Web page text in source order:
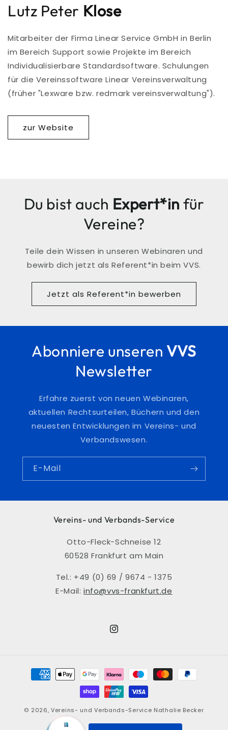
Lutz Peter Klose
Mitarbeiter der Firma Linear Service GmbH in Berlin
im Bereich Support sowie Projekte im Bereich
Individualisierbare Standardsoftware. Schulungen
für die Vereinssoftware Linear Vereinsverwaltung
(früher "Lexware bzw. redmark vereinsverwaltung").
zur Website
Du bist auch Expert*in für
Vereine?
Teile dein Wissen in unseren Webinaren und
bewirb dich jetzt als Referent*in beim VVS.
Jetzt als Referent*in bewerben
Abonniere unseren VVS
Newsletter
Erfahre zuerst von neuen Webinaren,
aktuellen Rechtsurteilen, Büchern und den
neuesten Entwicklungen im Vereins- und
Verbandswesen.
E-Mail
Vereins- und Verbands-Service
Otto-Fleck-Schneise 12
60528 Frankfurt am Main
Tel.: +49 (0) 69 / 9674 - 1375
E-Mail:info@vvs-frankfurt.de
Instagram
Zahlungsmethoden
© 2026,Vereins- und Verbands-Service Nathalie Becker